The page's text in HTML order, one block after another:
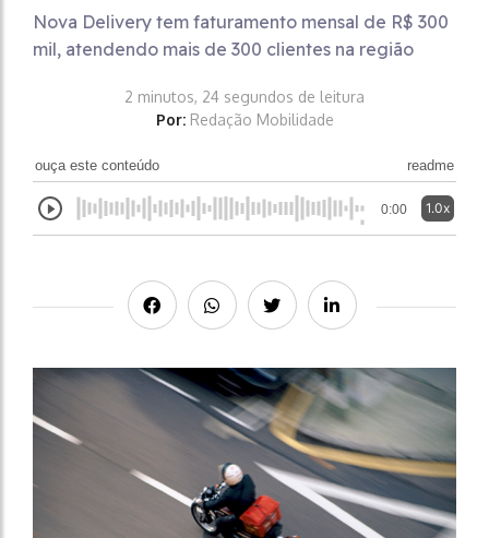
Nova Delivery tem faturamento mensal de R$ 300
mil, atendendo mais de 300 clientes na região
2 minutos, 24 segundos de leitura
Por: Redação Mobilidade
ouça este conteúdo readme
0:00 1.0x